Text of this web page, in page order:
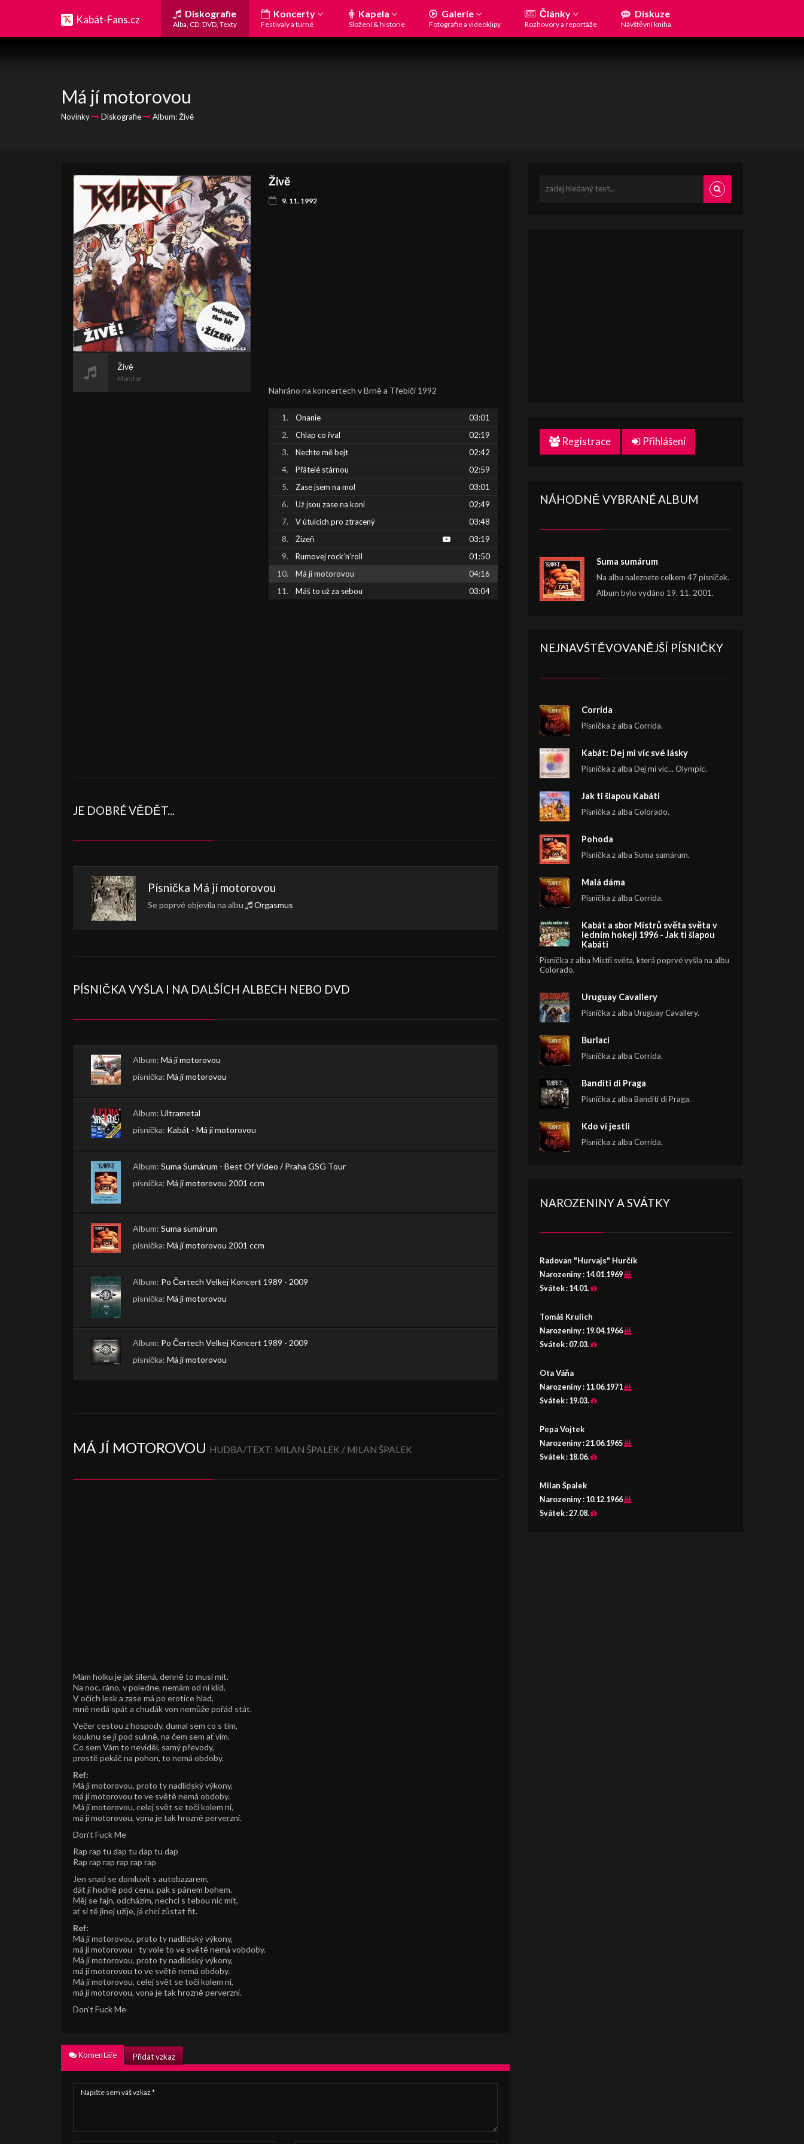
Kabát-Fans.cz Diskografie
Alba, CD, DVD, Texty
Koncerty
Festivaly a turné
Kapela
Složení & historie
Galerie
Fotografie a videoklipy
Články
Rozhovory a reportáže
Diskuze
Návštěvní kniha
Má jí motorovou
Novinky Diskografie Album: Živě
Živě
Monitor
Živě
9. 11. 1992
Nahráno na koncertech v Brně a Třebíči 1992
Onanie
03:01
Chlap co řval
02:19
Nechte mě bejt
02:42
Přátelé stárnou
02:59
Zase jsem na mol
03:01
Už jsou zase na koni
02:49
V útulcích pro ztracený
03:48
Žízeň
03:19
Rumovej rock’n’roll
01:50
Má jí motorovou
04:16
Máš to už za sebou
03:04
JE DOBRÉ VĚDĚT...
Písnička Má jí motorovou
Se poprvé objevila na albu Orgasmus
PÍSNIČKA VYŠLA I NA DALŠÍCH ALBECH NEBO DVD
Album: Má ji motorovou
písnička: Má jí motorovou
Album: Ultrametal
písnička: Kabát - Má jí motorovou
Album: Suma Sumárum - Best Of Video / Praha GSG Tour
písnička: Má jí motorovou 2001 ccm
Album: Suma sumárum
písnička: Má jí motorovou 2001 ccm
Album: Po Čertech Velkej Koncert 1989 - 2009
písnička: Má jí motorovou
Album: Po Čertech Velkej Koncert 1989 - 2009
písnička: Má jí motorovou
MÁ JÍ MOTOROVOU HUDBA/TEXT: MILAN ŠPALEK / MILAN ŠPALEK
Mám holku je jak šílená, denně to musí mít.
Na noc, ráno, v poledne, nemám od ní klid.
V očích lesk a zase má po erotice hlad,
mně nedá spát a chudák von nemůže pořád stát.
Večer cestou z hospody, dumal sem co s tím,
kouknu se jí pod sukně, na čem sem ať vím.
Co sem Vám to neviděl, samý převody,
prostě pekáč na pohon, to nemá obdoby.
Ref:
Má jí motorovou, proto ty nadlidský výkony,
má jí motorovou to ve světě nemá obdoby.
Má jí motorovou, celej svět se točí kolem ní,
má jí motorovou, vona je tak hrozně perverzní.
Don't Fuck Me
Rap rap tu dap tu dap tu dap
Rap rap rap rap rap rap
Jen snad se domluvit s autobazarem,
dát ji hodně pod cenu, pak s pánem bohem.
Měj se fajn, odcházím, nechci s tebou nic mít,
ať si tě jinej užije, já chci zůstat fit.
Ref:
Má jí motorovou, proto ty nadlidský výkony,
má jí motorovou - ty vole to ve světě nemá vobdoby.
Má jí motorovou, proto ty nadlidský výkony,
má jí motorovou to ve světě nemá obdoby.
Má jí motorovou, celej svět se točí kolem ní,
má jí motorovou, vona je tak hrozně perverzní.
Don't Fuck Me
Komentáře Přidat vzkaz
Registrace Přihlášení
NÁHODNĚ VYBRANÉ ALBUM
Suma sumárum
Na albu naleznete celkem 47 písniček.
Album bylo vydáno 19. 11. 2001.
NEJNAVŠTĚVOVANĚJŠÍ PÍSNIČKY
Corrida
Písnička z alba Corrida.
Kabát: Dej mi víc své lásky
Písnička z alba Dej mi víc... Olympic.
Jak ti šlapou Kabáti
Písnička z alba Colorado.
Pohoda
Písnička z alba Suma sumárum.
Malá dáma
Písnička z alba Corrida.
Kabát a sbor Mistrů světa světa v
ledním hokeji 1996 - Jak ti šlapou
Kabáti
Písnička z alba Mistři světa, která poprvé vyšla na albu
Colorado.
Uruguay Cavallery
Písnička z alba Uruguay Cavallery.
Burlaci
Písnička z alba Corrida.
Banditi di Praga
Písnička z alba Banditi di Praga.
Kdo ví jestli
Písnička z alba Corrida.
NAROZENINY A SVÁTKY
Radovan "Hurvajs" Hurčík
Narozeniny : 14.01.1969
Svátek : 14.01.
Tomáš Krulich
Narozeniny : 19.04.1966
Svátek : 07.03.
Ota Váňa
Narozeniny : 11.06.1971
Svátek : 19.03.
Pepa Vojtek
Narozeniny :21.06.1965
Svátek : 18.06.
Milan Špalek
Narozeniny : 10.12.1966
Svátek :27.08.